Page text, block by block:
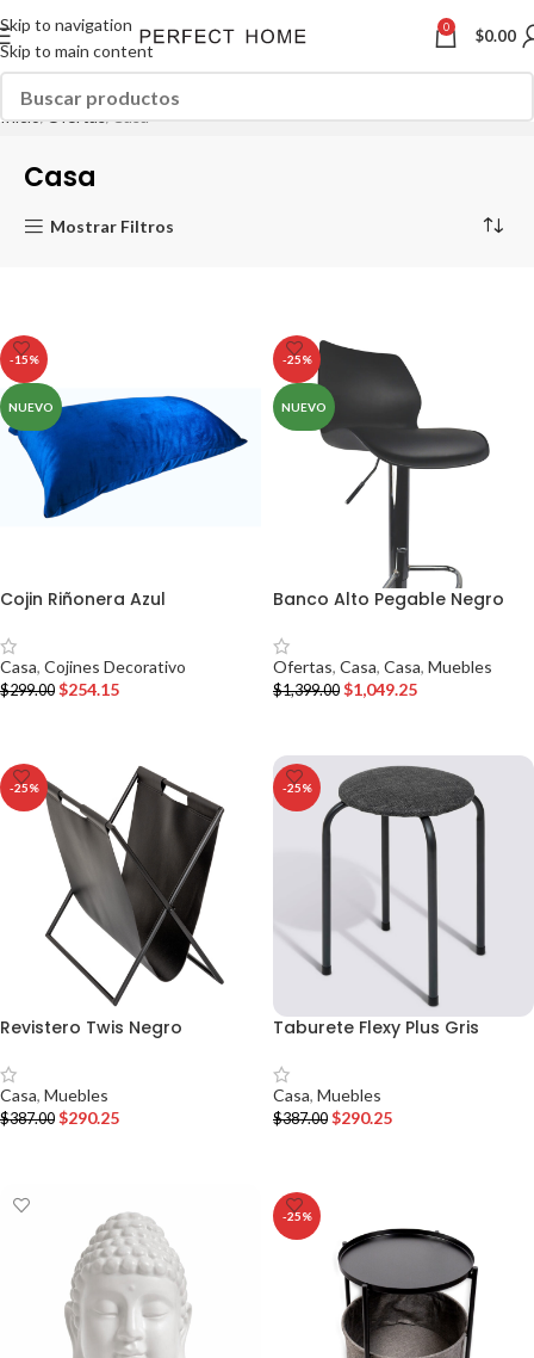
Skip to navigation
Skip to main content
0 $0.00
Inicio Ofertas Casa
Casa
Mostrar Filtros
-15%
NUEVO
Cojin Riñonera Azul
Casa, Cojines Decorativo
$299.00 $254.15
-25%
NUEVO
Banco Alto Pegable Negro
Ofertas, Casa, Casa, Muebles
$1,399.00 $1,049.25
-25%
Revistero Twis Negro
Casa, Muebles
$387.00 $290.25
-25%
Taburete Flexy Plus Gris
Casa, Muebles
$387.00 $290.25
-25%